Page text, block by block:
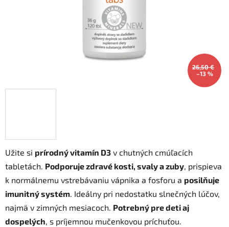
Užite si prírodný vitamín D3 v chutných cmúľacích
tabletách. Podporuje zdravé kosti, svaly a zuby, prispieva
k normálnemu vstrebávaniu vápnika a fosforu a posilňuje
imunitný systém. Ideálny pri nedostatku slnečných lúčov,
najmä v zimných mesiacoch. Potrebný pre deti aj
dospelých, s príjemnou mučenkovou príchuťou.
26,50 €
–13 %